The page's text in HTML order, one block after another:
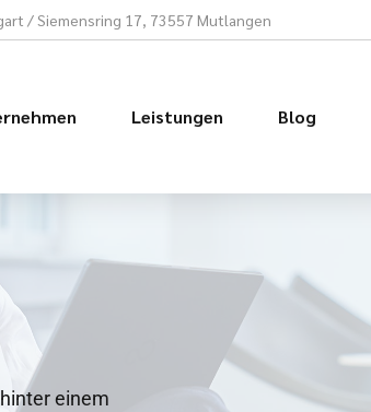
/ Siemensring 17, 73557 Mutlangen
Leistungen Blog
einem